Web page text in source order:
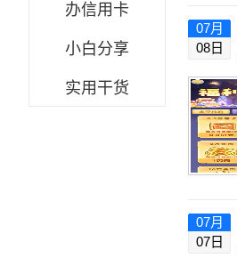
办信用卡
小白分享
实用干货
07月
08日
07月
07日